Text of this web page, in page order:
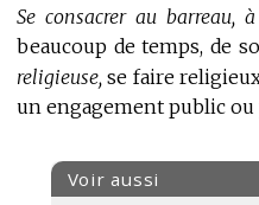
Se consacrer au barreau, à
beaucoup de temps, de
religieuse, se faire
un engagement public ou
Voir aussi